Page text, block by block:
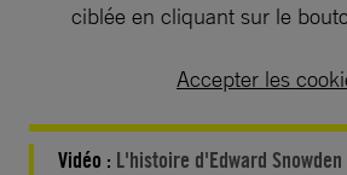
ciblée en cliquant sur le
Accepter les
Vidéo : L'histoire d'Edward Snowden